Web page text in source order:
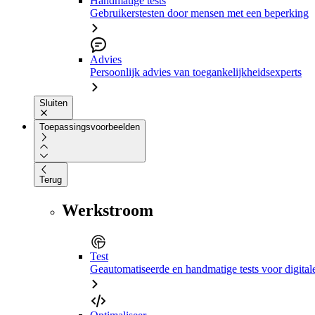
Gebruikerstesten door mensen met een beperking
Advies
Persoonlijk advies van toegankelijkheidsexperts
Sluiten
Toepassingsvoorbeelden
Terug
Werkstroom
Test
Geautomatiseerde en handmatige tests voor